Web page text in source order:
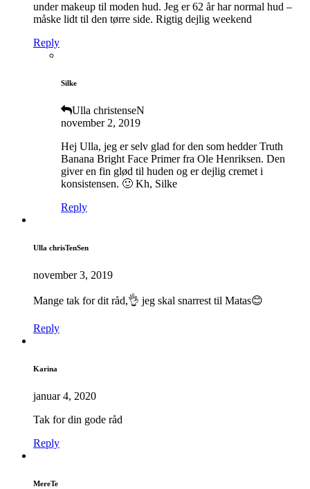
under makeup til moden hud. Jeg er 62 år har normal hud –
måske lidt til den tørre side. Rigtig dejlig weekend
Reply
Silke
Ulla christenseN
november 2, 2019
Hej Ulla, jeg er selv glad for den som hedder Truth
Banana Bright Face Primer fra Ole Henriksen. Den
giver en fin glød til huden og er dejlig cremet i
konsistensen. 🙂 Kh, Silke
Reply
Ulla chrisTenSen
november 3, 2019
Mange tak for dit råd,👌 jeg skal snarrest til Matas😊
Reply
Karina
januar 4, 2020
Tak for din gode råd
Reply
MereTe